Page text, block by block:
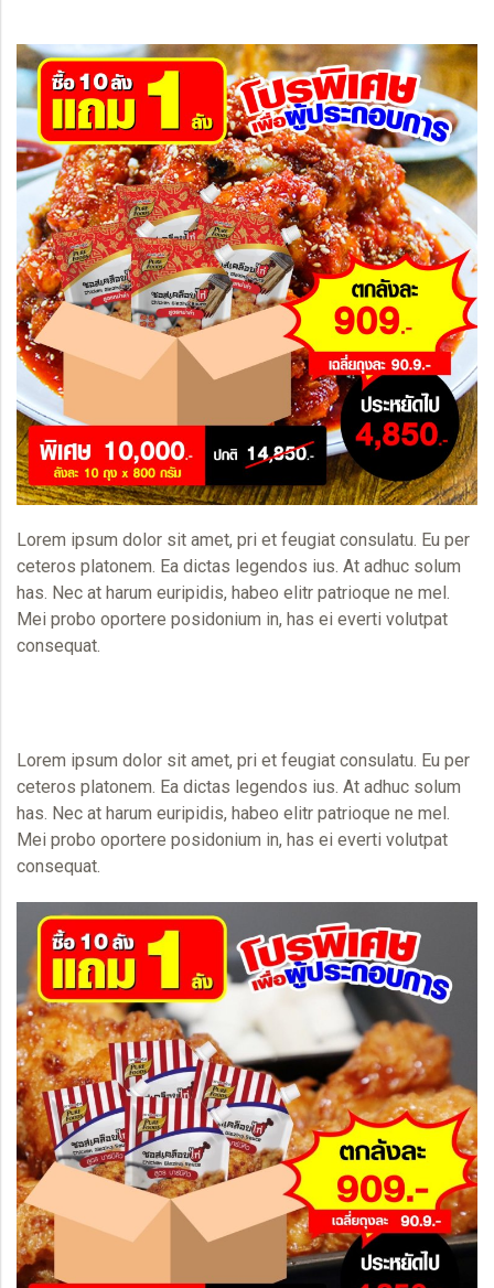
Lorem ipsum dolor sit amet, pri et feugiat consulatu. Eu per
ceteros platonem. Ea dictas legendos ius. At adhuc solum
has. Nec at harum euripidis, habeo elitr patrioque ne mel.
Mei probo oportere posidonium in, has ei everti volutpat
consequat.
Lorem ipsum dolor sit amet, pri et feugiat consulatu. Eu per
ceteros platonem. Ea dictas legendos ius. At adhuc solum
has. Nec at harum euripidis, habeo elitr patrioque ne mel.
Mei probo oportere posidonium in, has ei everti volutpat
consequat.